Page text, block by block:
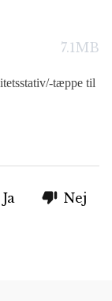
7.1MB
tæppe til
Ja Nej